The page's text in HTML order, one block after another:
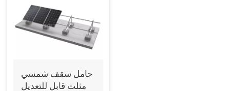
Español
Português
한국어
حامل سقف شمسي
مثلث قابل للتعديل